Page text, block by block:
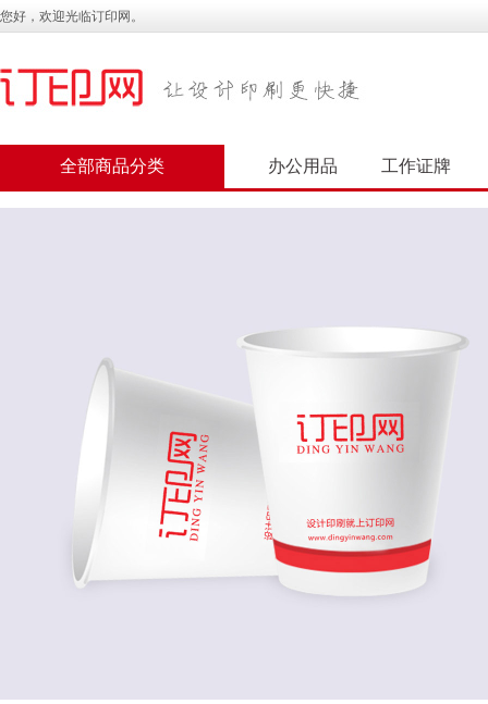
您好，欢迎光临订印网。
全部商品分类 办公用品 工作证牌